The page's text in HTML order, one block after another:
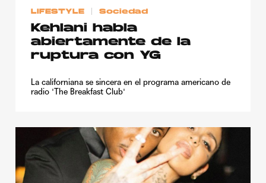
Aviso Legal
© 2015-2022 UMOMAG. PROPIEDAD DE UMO agency. TODOS LOS
DERECHOS RESERVADOS.
LIFESTYLE Sociedad
Kehlani habla
abiertamente de la
ruptura con YG
La californiana se sincera en el programa americano de
radio 'The Breakfast Club'